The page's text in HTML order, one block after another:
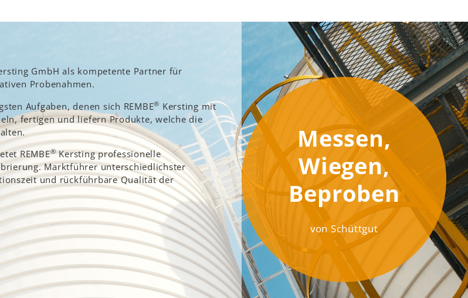
Messen,
Wiegen,
Beproben
von Schüttgut
GmbH als kompetente Partner für
Probenahmen.
Aufgaben, denen sich REMBE® Kersting mit
fertigen und liefern Produkte, welche die
REMBE®Kersting professionelle
Marktführer unterschiedlichster
und rückführbare Qualität der